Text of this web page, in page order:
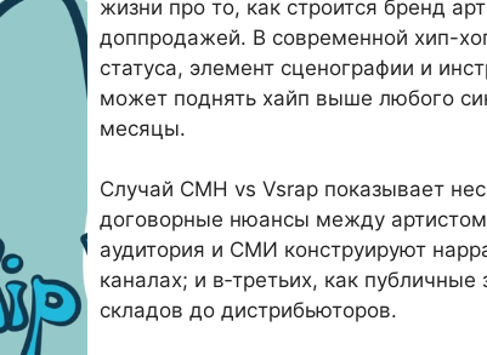
жизни про то, как строится бренд
доппродажей. В современной хип-
статуса, элемент сценографии и
может поднять хайп выше любого
месяцы.
Случай CMH vs Vsrap показывает
договорные нюансы между
аудитория и СМИ конструируют
каналах; и в‑третьих, как
складов до дистрибьюторов.